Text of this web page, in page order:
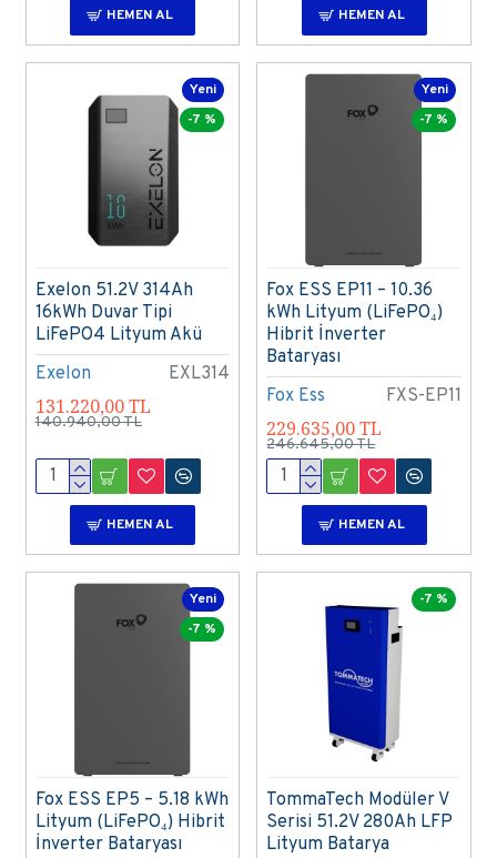
HEMEN AL HEMEN AL
Yeni
-7 %
Exelon EXL314
Exelon 51.2V 314Ah
16kWh Duvar Tipi
LiFePO4 Lityum Akü
131.220,00 TL
140.940,00 TL
HEMEN AL
Yeni
-7 %
Fox Ess FXS-EP11
Fox ESS EP11 – 10.36
kWh Lityum (LiFePO₄)
Hibrit İnverter
Bataryası
229.635,00 TL
246.645,00 TL
HEMEN AL
Yeni
-7 %
Fox ESS EP5 – 5.18 kWh
Lityum (LiFePO₄) Hibrit
İnverter Bataryası
-7 %
TommaTech Modüler V
Serisi 51.2V 280Ah LFP
Lityum Batarya